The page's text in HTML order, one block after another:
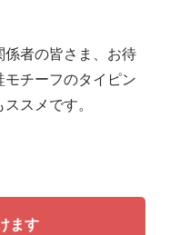
者の皆さま、お待
チーフのタイピン
スメです。
ます